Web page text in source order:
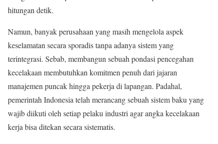
hitungan detik.
Namun, banyak perusahaan yang masih mengelola aspek
keselamatan secara sporadis tanpa adanya sistem yang
terintegrasi. Sebab, membangun sebuah pondasi pencegahan
kecelakaan membutuhkan komitmen penuh dari jajaran
manajemen puncak hingga pekerja di lapangan. Padahal,
pemerintah Indonesia telah merancang sebuah sistem baku yang
wajib diikuti oleh setiap pelaku industri agar angka kecelakaan
kerja bisa ditekan secara sistematis.